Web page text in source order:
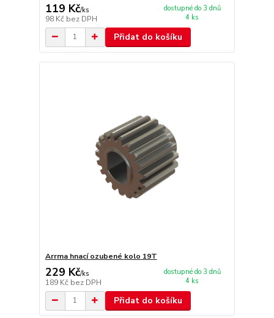
119 Kč/ks
98 Kč bez DPH
dostupné do 3 dnů
4 ks
Přidat do košíku
Arrma hnací ozubené kolo 19T
229 Kč/ks
189 Kč bez DPH
dostupné do 3 dnů
4 ks
Přidat do košíku